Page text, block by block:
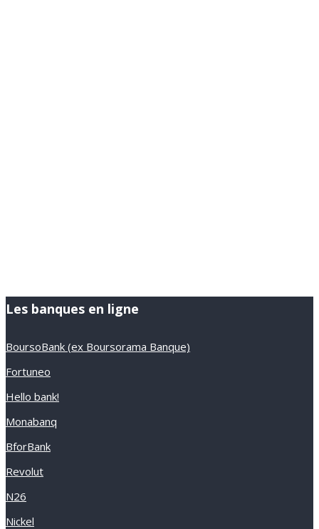
Les banques en ligne
BoursoBank (ex Boursorama Banque)
Fortuneo
Hello bank!
Monabanq
BforBank
Revolut
N26
Nickel